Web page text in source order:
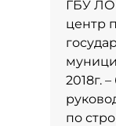
ГБУ ЛО
центр
2018г.
по